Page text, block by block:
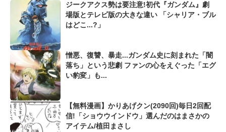
ジークアクス勢は要注意!初代『ガンダム』劇
場版とテレビ版の大きな違い 「シャリア・ブル
はどこ...?」
憎悪、復讐、暴走...ガンダム史に刻まれた「闇
落ち」という悲劇 ファンの心をえぐった「エグ
い豹変」も...
【無料漫画】かりあげクン(2090回)毎日2回配
信!「ショウウインドウ」選んだのはまさかの
アイテム/植田まさし